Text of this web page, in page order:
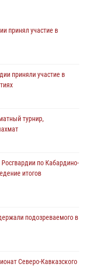
с профессиональным
на южном
Героя России
полномочного
в Северо-
Республике
принял участие в
приняли участие в
турнир,
по Кабардино-
итогов
подозреваемого в
Северо-Кавказского